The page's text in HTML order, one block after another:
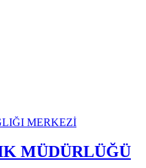
MÜDÜRLÜĞÜ